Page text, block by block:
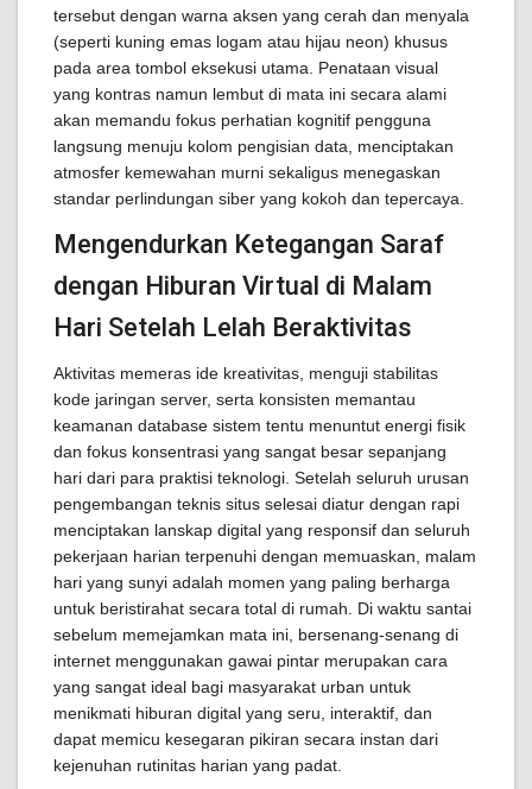
tersebut dengan warna aksen yang cerah dan menyala
(seperti kuning emas logam atau hijau neon) khusus
pada area tombol eksekusi utama. Penataan visual
yang kontras namun lembut di mata ini secara alami
akan memandu fokus perhatian kognitif pengguna
langsung menuju kolom pengisian data, menciptakan
atmosfer kemewahan murni sekaligus menegaskan
standar perlindungan siber yang kokoh dan tepercaya.
Mengendurkan Ketegangan Saraf
dengan Hiburan Virtual di Malam
Hari Setelah Lelah Beraktivitas
Aktivitas memeras ide kreativitas, menguji stabilitas
kode jaringan server, serta konsisten memantau
keamanan database sistem tentu menuntut energi fisik
dan fokus konsentrasi yang sangat besar sepanjang
hari dari para praktisi teknologi. Setelah seluruh urusan
pengembangan teknis situs selesai diatur dengan rapi
menciptakan lanskap digital yang responsif dan seluruh
pekerjaan harian terpenuhi dengan memuaskan, malam
hari yang sunyi adalah momen yang paling berharga
untuk beristirahat secara total di rumah. Di waktu santai
sebelum memejamkan mata ini, bersenang-senang di
internet menggunakan gawai pintar merupakan cara
yang sangat ideal bagi masyarakat urban untuk
menikmati hiburan digital yang seru, interaktif, dan
dapat memicu kesegaran pikiran secara instan dari
kejenuhan rutinitas harian yang padat.